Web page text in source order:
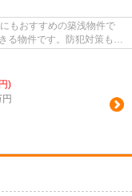
もおすすめの築浅物件で
る物件です。防犯対策もバ
)